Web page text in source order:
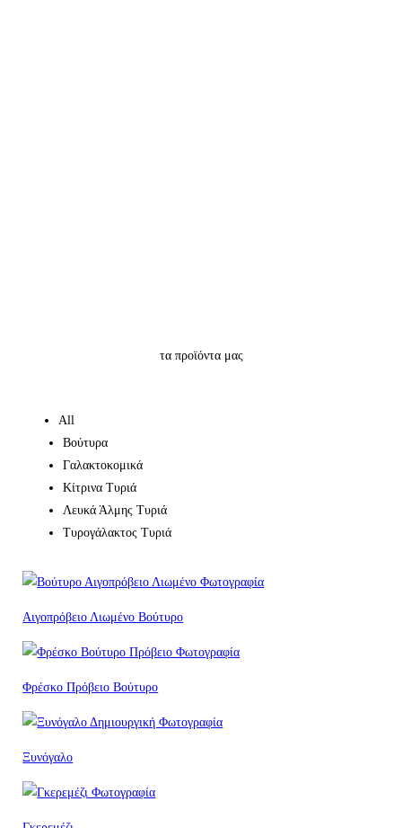
τα προϊόντα μας
All
Βούτυρα
Γαλακτοκομικά
Κίτρινα Τυριά
Λευκά Άλμης Τυριά
Τυρογάλακτος Τυριά
Αιγοπρόβειο Λιωμένο Βούτυρο
Φρέσκο Πρόβειο Βούτυρο
Ξυνόγαλο